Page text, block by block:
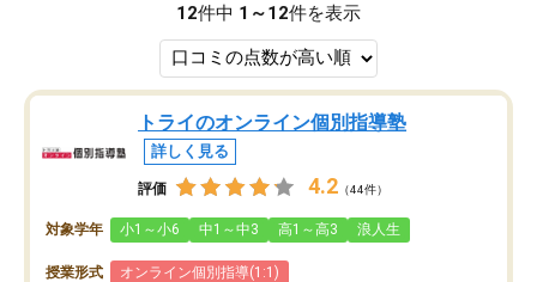
12件中 1～12件を表示
トライのオンライン個別指導塾
詳しく見る
評価 4.2 （44件）
対象学年 小1～小6 中1～中3 高1～高3 浪人生
授業形式 オンライン個別指導(1:1)